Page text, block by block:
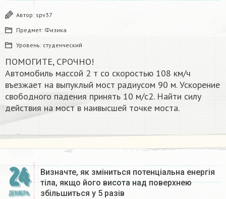
Автор: spv37
Предмет: Физика
Уровень: студенческий
ПОМОГИТЕ, СРОЧНО!
Автомобиль массой 2 т со скоростью 108 км/ч
въезжает на выпуклый мост радиусом 90 м. Ускорение
свободного падения принять 10 м/с2. Найти силу
действия на мост в наивысшей точке моста.
24
ДЕКАБРЬ
Визначте, як зміниться потенціальна енергія
тіла, якщо його висота над поверхнею
збільшиться у 5 разів